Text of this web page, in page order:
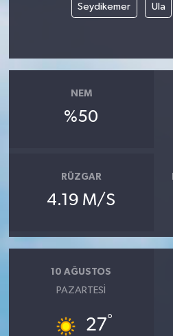
Seydikemer Ula
NEM
%50
RÜZGAR
4.19 M/S
10 AĞUSTOS
PAZARTESI
27°